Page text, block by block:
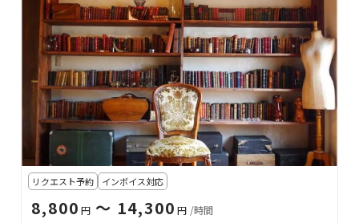
リクエスト予約 インボイス対応
8,800 円 〜 14,300 円 /時間